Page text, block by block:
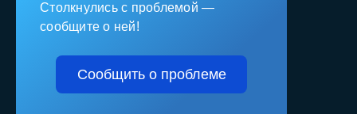
Столкнулись с проблемой —
сообщите о ней!
Сообщить о проблеме